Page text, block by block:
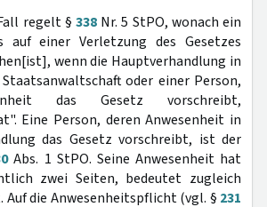
regelt § 338 Nr. 5 StPO, wonach ein
einer Verletzung des Gesetzes
wenn die Hauptverhandlung in
oder einer Person,
das Gesetz vorschreibt,
Eine Person, deren Anwesenheit in
das Gesetz vorschreibt, ist der
Abs. 1 StPO. Seine Anwesenheit hat
zwei Seiten, bedeutet zugleich
Auf die Anwesenheitspflicht (vgl. § 231